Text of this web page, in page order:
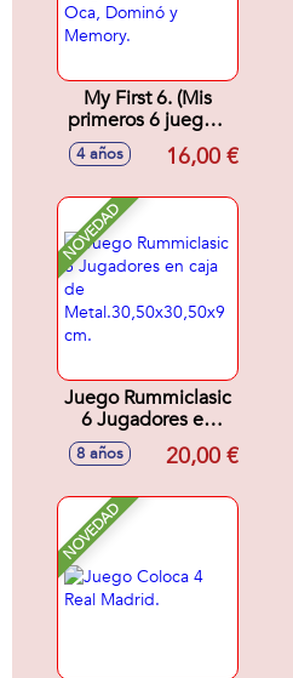
My First 6. (Mis
primeros 6 juegos)
Tangram,Mikado,Parchís,
Oca, Dominó y
4 años 16,00 €
NOVEDAD
Juego Rummiclasic
6 Jugadores en
caja de
Metal.30,50x30,50x9
8 años 20,00 €
NOVEDAD